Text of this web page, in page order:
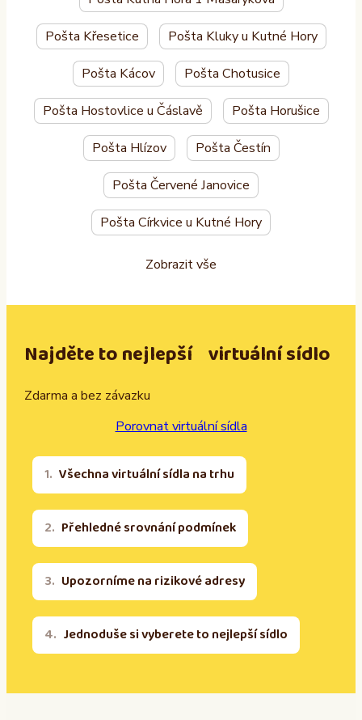
Pošta Křesetice Pošta Kluky u Kutné Hory
Pošta Kácov Pošta Chotusice
Pošta Hostovlice u Čáslavě Pošta Horušice
Pošta Hlízov Pošta Čestín
Pošta Červené Janovice
Pošta Církvice u Kutné Hory
Zobrazit vše
Najděte to nejlepší virtuální sídlo
Zdarma a bez závazku
Porovnat virtuální sídla
Všechna virtuální sídla na trhu
Přehledné srovnání podmínek
Upozorníme na rizikové adresy
Jednoduše si vyberete to nejlepší sídlo